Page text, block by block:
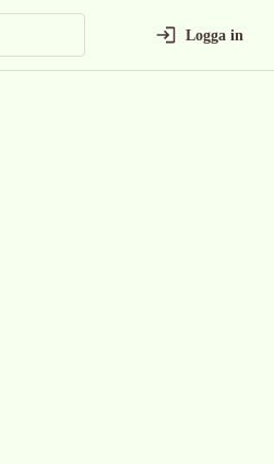
Logga in